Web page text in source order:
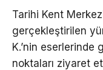
Tarihi Kent
gerçekleştirilen
K.’nin eserlerinde
noktaları ziyaret